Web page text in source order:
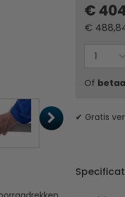
€
€
Of
✔ Gratis